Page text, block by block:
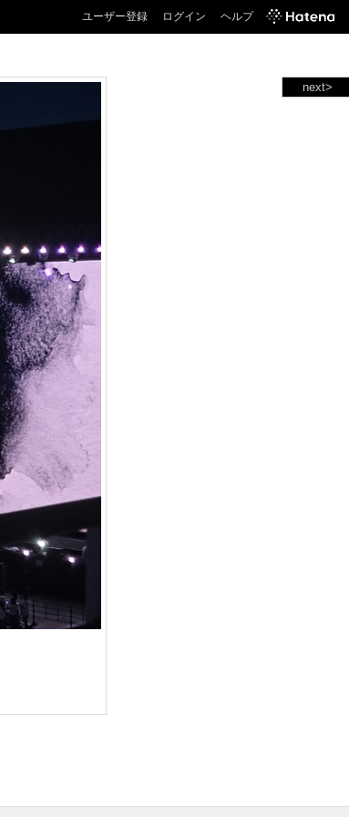
ユーザー登録 ログイン ヘルプ
next>